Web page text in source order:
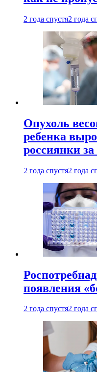
2 года спустя2 года
Опухоль
ребенка
россиянки за
2 года спустя2 года
появления
2 года спустя2 года